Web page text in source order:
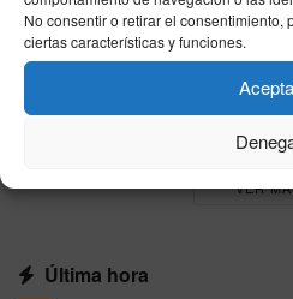
No consentir o retirar el consentimiento,
ciertas características y funciones.
06/08/2026
Horóscopo de hoy
predicciones
VER
Última hora